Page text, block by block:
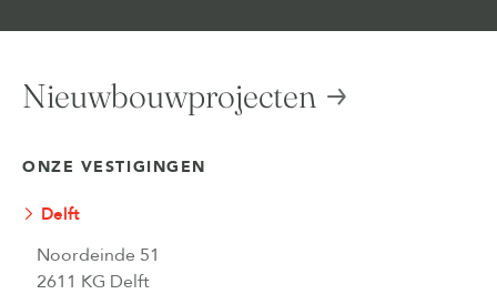
Nieuwbouwprojecten
ONZE VESTIGINGEN
Delft
Noordeinde 51
2611 KG Delft